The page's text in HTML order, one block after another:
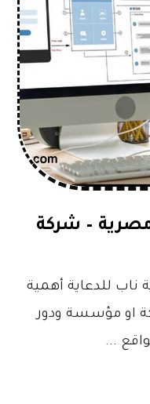
– شركة
للدعاية أهمية
او مؤسسة ودور
...